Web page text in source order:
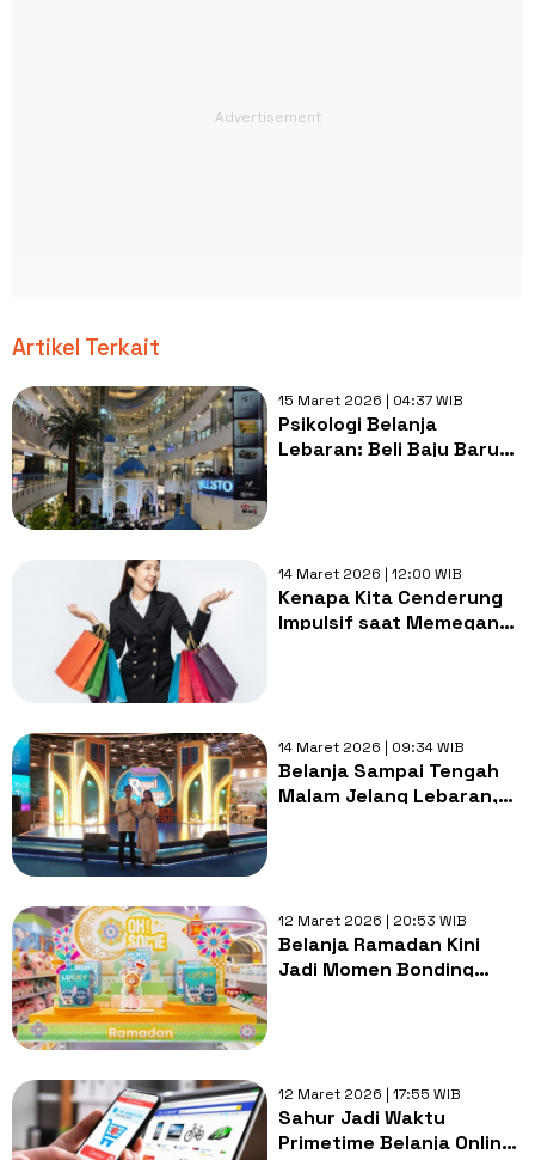
Artikel Terkait
15 Maret 2026 | 04:37 WIB
Psikologi Belanja
Lebaran: Beli Baju Baru
14 Maret 2026 | 12:00 WIB
Kenapa Kita Cenderung
Impulsif saat Memegang
14 Maret 2026 | 09:34 WIB
Belanja Sampai Tengah
Malam Jelang Lebaran,
12 Maret 2026 | 20:53 WIB
Belanja Ramadan Kini
Jadi Momen Bonding
12 Maret 2026 | 17:55 WIB
Sahur Jadi Waktu
Primetime Belanja Online